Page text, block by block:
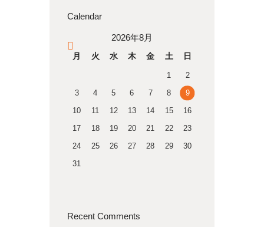
Calendar
2026年8月
月 火 水 木 金 土 日
1
2
3
4 5 6 7 8
9
10
11 12 13 14 15
16
17
18 19 20 21 22
23
24
25 26 27 28 29
30
31
Recent Comments